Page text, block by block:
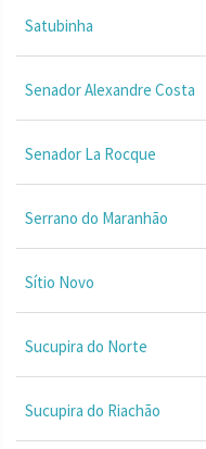
Satubinha
Senador Alexandre Costa
Senador La Rocque
Serrano do Maranhão
Sítio Novo
Sucupira do Norte
Sucupira do Riachão